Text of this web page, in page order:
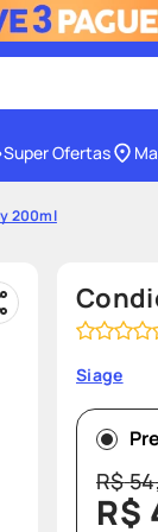
shampoo
protetor solar
teste gravidez
Super Ofertas
200ml
Siage
R$54
R$